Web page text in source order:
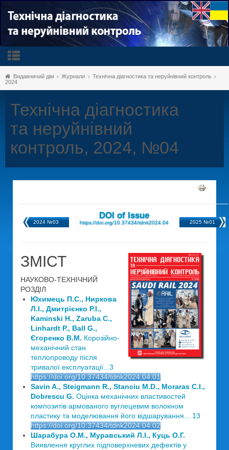
Видавничий дім Журнали
Технічна діагностика та неруйнівний контроль
2024
Технічна діагностика
та неруйнівний
контроль, 2024, №04
2024 №03
DOI of Issue
https://doi.org/10.37434/tdnk2024.04 2025 №01
ЗМІСТ
НАУКОВО-ТЕХНІЧНИЙ
РОЗДІЛ
Юхимець П.С., Ниркова
Л.І., Дмитрієнко Р.І.,
Kaminski H., Zaruba C.,
Linhardt P., Ball G.,
Єгоренко В.М. Корозійно-
механічний стан
теплопроводу після
тривалої експлуатації...3
https://doi.org/10.37434/tdnk2024.04.01
Savin A., Steigmann R., Stanciu M.D., Moraras C.I.,
Dobrescu G. Оцінка механічних властивостей
композитів армованого вуглецевим волокном
пластику та моделювання його відшарування... 13
https://doi.org/10.37434/tdnk2024.04.02
Шарабура О.М., Муравський Л.І., Куць О.Г.
Виявлення круглих підповерхневих дефектів у